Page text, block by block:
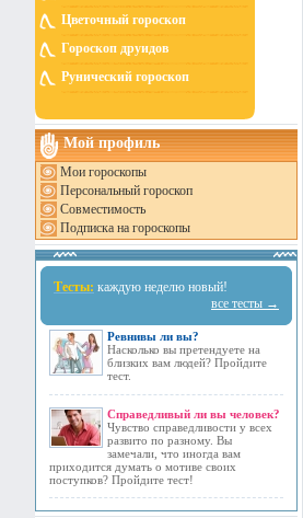
Цветочный гороскоп
Гороскоп друидов
Рунический гороскоп
Мой профиль
Мои гороскопы
Персональный гороскоп
Совместимость
Подписка на гороскопы
Тесты: каждую неделю новый!
все тесты →
Ревнивы ли вы?
Насколько вы претендуете на
близких вам людей? Пройдите
тест.
Справедливый ли вы человек?
Чувство справедливости у всех
развито по разному. Вы
замечали, что иногда вам
приходится думать о мотиве своих
поступков? Пройдите тест!